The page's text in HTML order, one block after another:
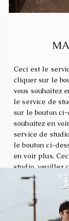
Ceci est le
cliquer sur le
vous souhaitez
le service de
sur le bouton ci-
souhaitez en
service de
le bouton ci-
en voir plus.
studio, veuillez
ci-dessous si
plus. Ceci est
veuillez cliquer
dessous si